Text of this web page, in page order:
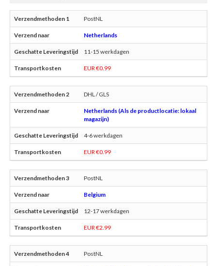
PostNL
Netherlands
11-15 werkdagen
EUR €0.99
DHL / GLS
Netherlands (Als de productlocatie: lokaal
magazijn)
4-6 werkdagen
EUR €0.99
PostNL
Belgium
12-17 werkdagen
EUR €2.99
PostNL